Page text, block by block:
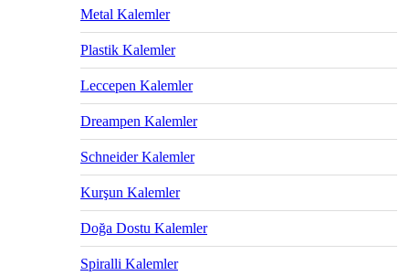
Metal Kalemler
Plastik Kalemler
Leccepen Kalemler
Dreampen Kalemler
Schneider Kalemler
Kurşun Kalemler
Doğa Dostu Kalemler
Spiralli Kalemler